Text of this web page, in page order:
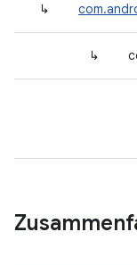
↳
↳